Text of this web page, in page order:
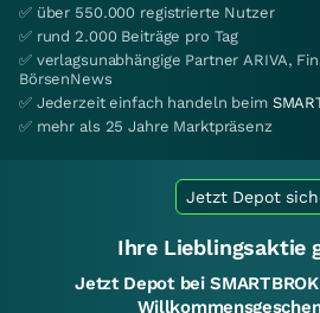
✅ über 550.000 registrierte Nutzer
✅ rund 2.000 Beiträge pro Tag
✅ verlagsunabhängige Partner ARIVA,
BörsenNews
✅ Jederzeit einfach handeln beim
✅ mehr als 25 Jahre Marktpräsenz
Jetzt Depot
Ihre Lieblingsaktie
Jetzt Depot bei